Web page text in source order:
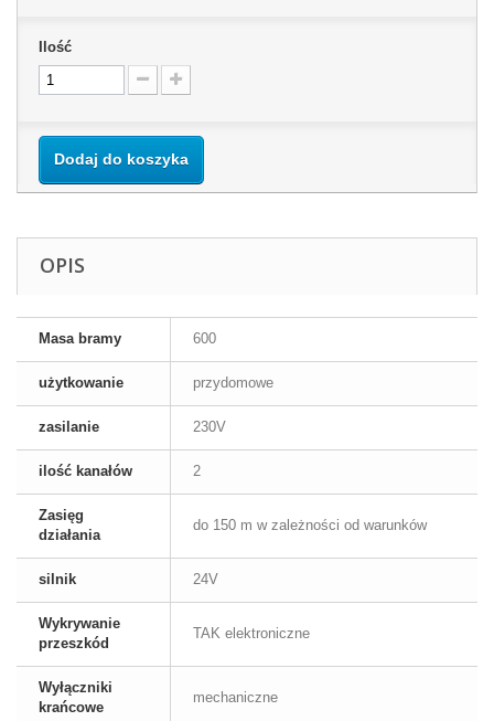
Ilość
Dodaj do koszyka
OPIS
Masa bramy 600
użytkowanie przydomowe
zasilanie 230V
ilość kanałów 2
Zasięg
działania
do 150 m w zależności od warunków
silnik 24V
Wykrywanie
przeszkód
TAK elektroniczne
Wyłączniki
krańcowe
mechaniczne